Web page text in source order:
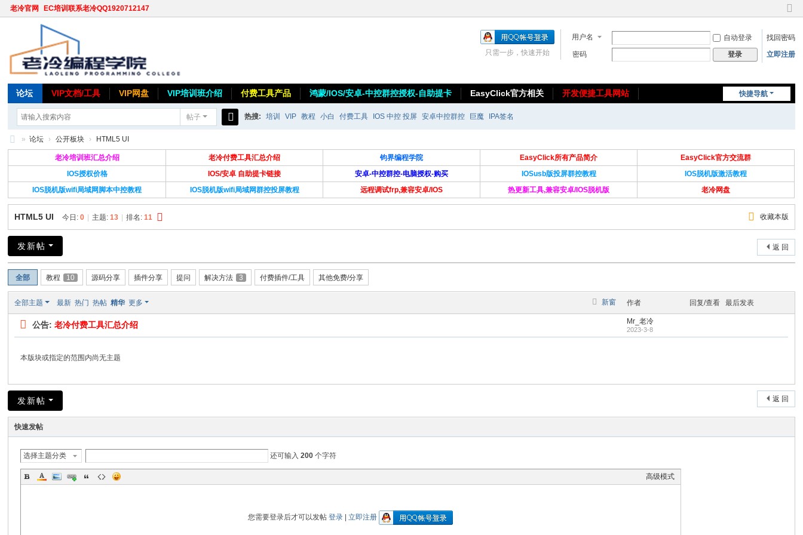
老冷官网 EC培训联系老冷QQ1920712147
切
到
窄
用户名 自动登录
找回密码
密码
登录 立即注册
只需一步，快速开始
快捷导航
论坛 VIP文档/工具 VIP网盘 VIP培训班介绍 付费工具产品 鸿蒙/IOS/安卓-中控群控授权-自助提卡 EasyClick官方相关
开发便捷工具网站
帖子
索
热搜: 培训 VIP 教程 小白 付费工具 IOS 中控 投屏 安卓中控群控 巨魔 IPA签名
» 论坛 › 公开板块 › HTML5 UI
老冷培训班汇总介绍 老冷付费工具汇总介绍 钧界编程学院 EasyClick所有产品简介
EasyClick官方交流群
IOS授权价格
IOS/安卓 自助提卡链接 安卓-中控群控-电脑授权-购买 IOSusb版投屏群控教程
IOS脱机版激活教程
IOS脱机版wifi局域网脚本中控教程
IOS脱机版wifi局域网群控投屏教程 远程调试frp,兼容安卓/IOS 热更新工具,兼容安卓/IOS脱机版 老冷网盘
收藏本版
HTML5 UI 今日:0 主题:13 排名:11
返 回
发新帖
全部 教程 10 源码分享 插件分享 提问 解决方法 3 付费插件/工具 其他免费/分享
新窗
全部主题 最新 热门 热帖 精华 更多 作者 回复/查看 最后发表
公告:老冷付费工具汇总介绍 Mr_老冷
2023-3-8
本版块或指定的范围内尚无主题
返 回
发新帖
快速发帖
选择主题分类 还可输入200 个字符
高级模式
您需要登录后才可以发帖登录 |立即注册